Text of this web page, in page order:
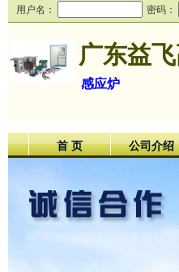
用户名： 密码：
广东益
感应炉
首 页 公司介绍